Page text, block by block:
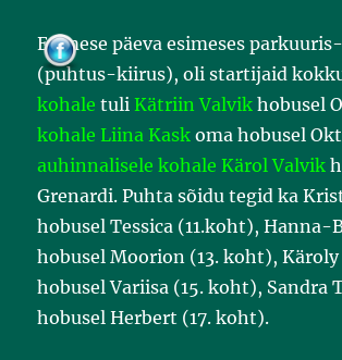
o
k
Esimese päeva esimeses
(puhtus-kiirus), oli startijaid
kohale tuliKätriin Valvik hobusel
kohale Liina Kask oma hobusel
auhinnalisele kohale Kärol Valvik
Grenardi. Puhta sõidu tegid ka
hobusel Tessica (11.koht), Hanna-
hobusel Moorion (13. koht), Käroly
hobusel Variisa (15. koht), Sandra
hobusel Herbert (17. koht).